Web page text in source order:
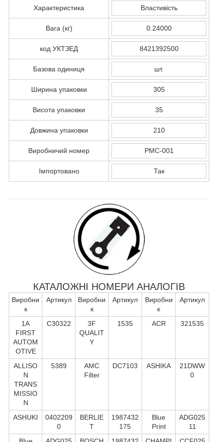
Характеристика Властивість
Вага (кг) 0.24000
код УКТЗЕД 8421392500
Базова одиниця шт.
Ширина упаковки 305
Висота упаковки 35
Довжина упаковки 210
Виробничий номер PMC-001
Імпортовано Так
КАТАЛОЖНІ НОМЕРИ АНАЛОГІВ
Виробни
к
Артикул
Виробни
к
Артикул
Виробни
к
Артикул
1A
FIRST
AUTOM
OTIVE
C30322
3F
QUALIT
Y
1535 ACR 321535
ALLISO
N
TRANS
MISSIO
N
5389
AMC
Filter
DC7103 ASHIKA
21DWW
0
ASHUKI
0402209
0
BERLIE
T
1987432
175
Blue
Print
ADG025
11